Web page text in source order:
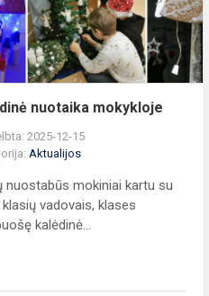
nuotaika mokykloje
2025-12-15
Aktualijos
nuostabūs mokiniai kartu su
vadovais, klases
kalėdinė...